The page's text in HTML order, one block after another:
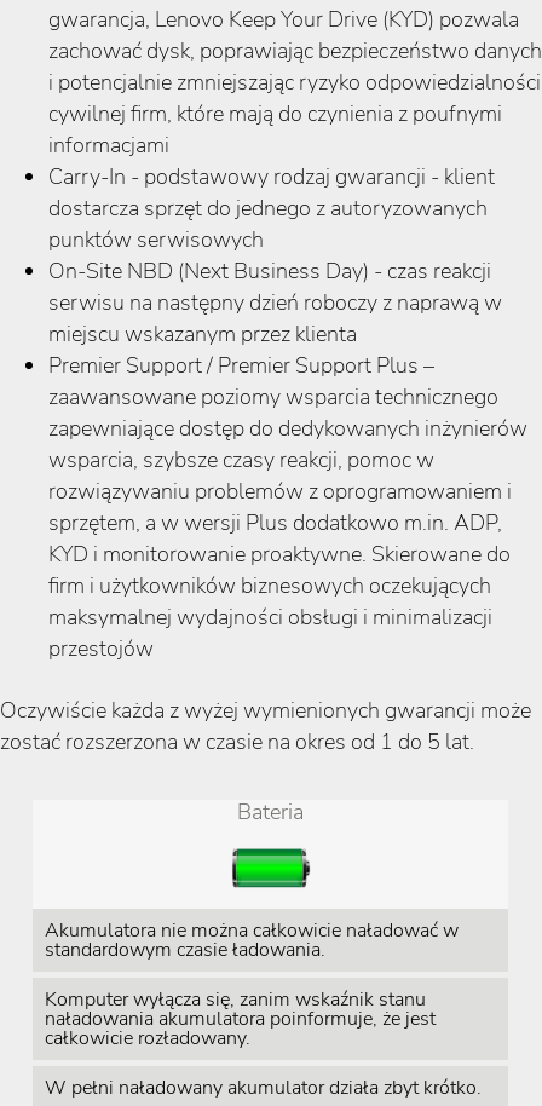
gwarancja, Lenovo Keep Your Drive (KYD) pozwala
zachować dysk, poprawiając bezpieczeństwo danych
i potencjalnie zmniejszając ryzyko odpowiedzialności
cywilnej firm, które mają do czynienia z poufnymi
informacjami
Carry-In - podstawowy rodzaj gwarancji - klient
dostarcza sprzęt do jednego z autoryzowanych
punktów serwisowych
On-Site NBD (Next Business Day) - czas reakcji
serwisu na następny dzień roboczy z naprawą w
miejscu wskazanym przez klienta
Premier Support / Premier Support Plus –
zaawansowane poziomy wsparcia technicznego
zapewniające dostęp do dedykowanych inżynierów
wsparcia, szybsze czasy reakcji, pomoc w
rozwiązywaniu problemów z oprogramowaniem i
sprzętem, a w wersji Plus dodatkowo m.in. ADP,
KYD i monitorowanie proaktywne. Skierowane do
firm i użytkowników biznesowych oczekujących
maksymalnej wydajności obsługi i minimalizacji
przestojów
Oczywiście każda z wyżej wymienionych gwarancji może
zostać rozszerzona w czasie na okres od 1 do 5 lat.
Bateria
Akumulatora nie można całkowicie naładować w
standardowym czasie ładowania.
Komputer wyłącza się, zanim wskaźnik stanu
naładowania akumulatora poinformuje, że jest
całkowicie rozładowany.
W pełni naładowany akumulator działa zbyt krótko.